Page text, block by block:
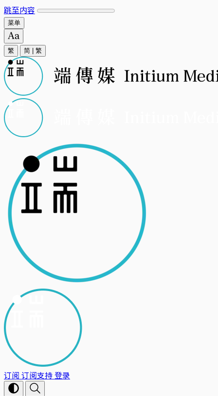
跳至内容
菜单
繁 简 繁
订阅 订阅支持登录